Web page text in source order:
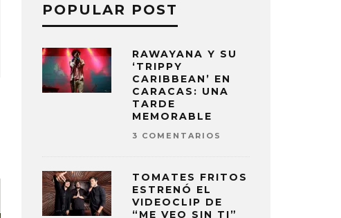
POPULAR POST
RAWAYANA Y SU
‘TRIPPY
CARIBBEAN’ EN
CARACAS: UNA
TARDE
MEMORABLE
3 COMENTARIOS
TOMATES FRITOS
ESTRENÓ EL
VIDEOCLIP DE
“ME VEO SIN TI”